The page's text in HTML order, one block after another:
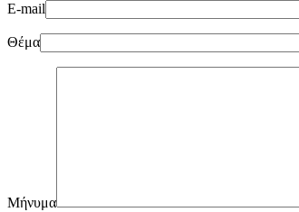
E-mail
Θέμα
Μήνυμα